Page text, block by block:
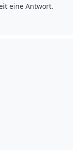
eine Antwort.